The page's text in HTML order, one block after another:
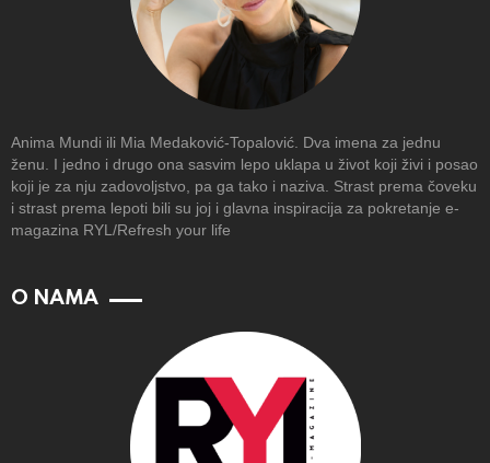
Anima Mundi ili Mia Medaković-Topalović. Dva imena za jednu
ženu. I jedno i drugo ona sasvim lepo uklapa u život koji živi i posao
koji je za nju zadovoljstvo, pa ga tako i naziva. Strast prema čoveku
i strast prema lepoti bili su joj i glavna inspiracija za pokretanje e-
magazina RYL/Refresh your life
O NAMA